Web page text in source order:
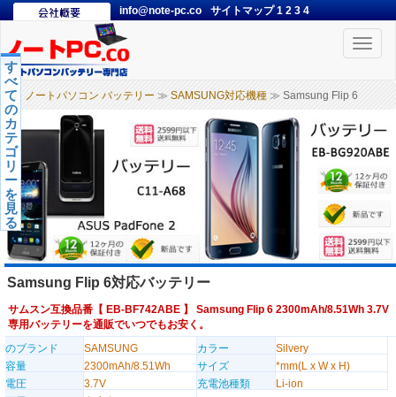
info@note-pc.co サイトマップ1 2 3 4
Toggle
ノートパソコン バッテリー ≫ SAMSUNG対応機種 ≫ Samsung Flip 6
す
べ
て
の
カ
テ
ゴ
リ
ー
を
見
る
Samsung Flip 6対応バッテリー
サムスン互換品番【 EB-BF742ABE 】 Samsung Flip 6 2300mAh/8.51Wh 3.7V
専用バッテリーを通販でいつでもお安く。
のブランド
SAMSUNG カラー
Silvery
容量
2300mAh/8.51Wh サイズ
*mm(L x W x H)
電圧
3.7V 充電池種類
Li-ion